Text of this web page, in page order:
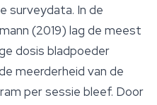
surveydata. In de
(2019) lag de meest
dosis bladpoeder
meerderheid van de
per sessie bleef. Door